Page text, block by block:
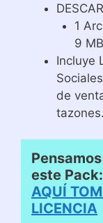
1
9
Incluye
de
tazones.
este Pack:
AQUÍ
LICENCIA